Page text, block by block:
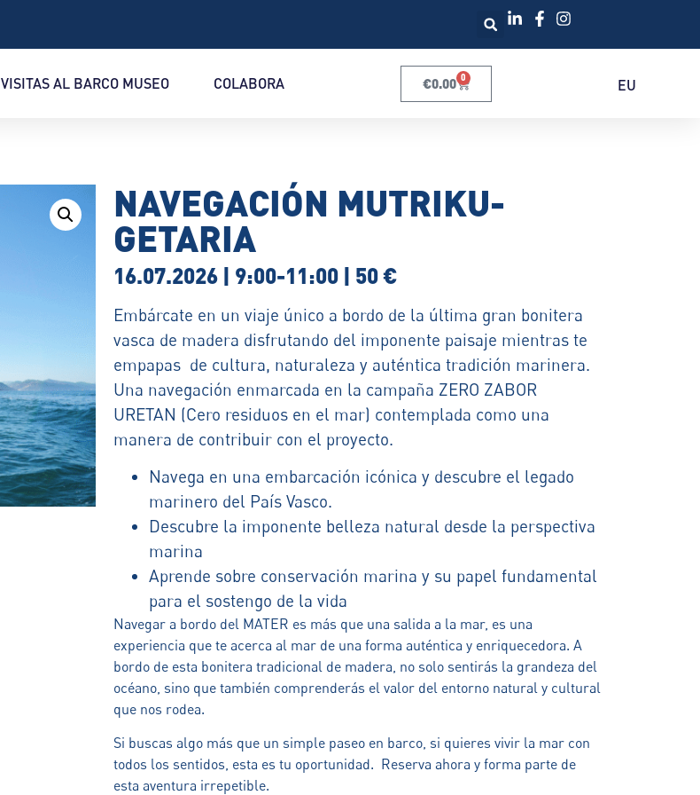
VISITAS AL BARCO MUSEO COLABORA €0.00 0 EU
NAVEGACIÓN MUTRIKU-
GETARIA
16.07.2026 | 9:00-11:00 | 50 €
Embárcate en un viaje único a bordo de la última gran bonitera
vasca de madera disfrutando del imponente paisaje mientras te
empapas de cultura, naturaleza y auténtica tradición marinera.
Una navegación enmarcada en la campaña ZERO ZABOR
URETAN (Cero residuos en el mar) contemplada como una
manera de contribuir con el proyecto.
Navega en una embarcación icónica y descubre el legado
marinero del País Vasco.
Descubre la imponente belleza natural desde la perspectiva
marina
Aprende sobre conservación marina y su papel fundamental
para el sostengo de la vida
Navegar a bordo del MATER es más que una salida a la mar, es una
experiencia que te acerca al mar de una forma auténtica y enriquecedora. A
bordo de esta bonitera tradicional de madera, no solo sentirás la grandeza del
océano, sino que también comprenderás el valor del entorno natural y cultural
que nos rodea.
Si buscas algo más que un simple paseo en barco, si quieres vivir la mar con
todos los sentidos, esta es tu oportunidad. Reserva ahora y forma parte de
esta aventura irrepetible.